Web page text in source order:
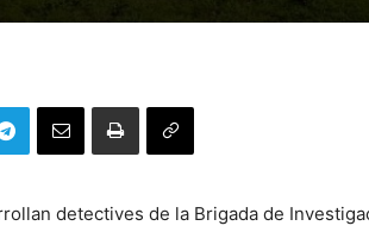
detectives de la Brigada de